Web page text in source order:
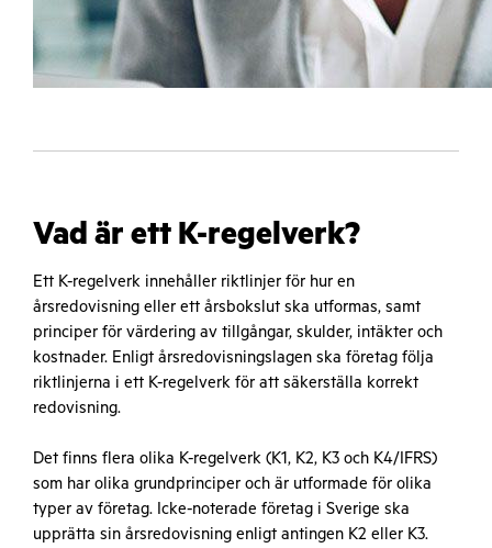
Vad är ett K-regelverk?
Ett K-regelverk innehåller riktlinjer för hur en
årsredovisning eller ett årsbokslut ska utformas, samt
principer för värdering av tillgångar, skulder, intäkter och
kostnader. Enligt årsredovisningslagen ska företag följa
riktlinjerna i ett K-regelverk för att säkerställa korrekt
redovisning.
Det finns flera olika K-regelverk (K1, K2, K3 och K4/IFRS)
som har olika grundprinciper och är utformade för olika
typer av företag. Icke-noterade företag i Sverige ska
upprätta sin årsredovisning enligt antingen K2 eller K3.